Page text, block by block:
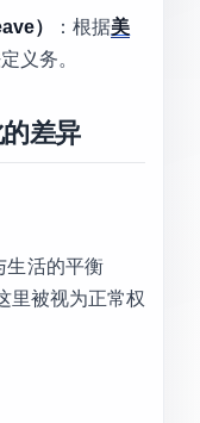
） ：根据美
义务。
差异
生活的平衡
里被视为正常权